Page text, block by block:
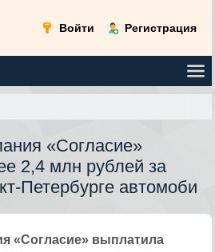
Войти Регистрация
«Согласие»
2,4 млн рублей за
Петербурге автомоби
«Согласие» выплатила